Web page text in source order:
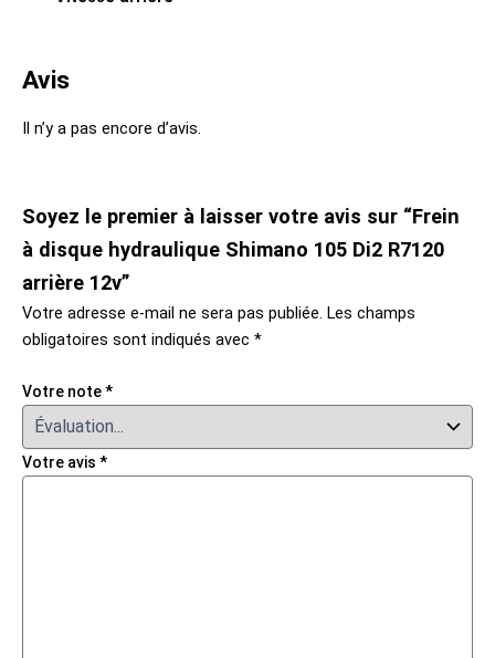
Avis
Il n’y a pas encore d’avis.
Soyez le premier à laisser votre avis sur “Frein
à disque hydraulique Shimano 105 Di2 R7120
arrière 12v”
Votre adresse e-mail ne sera pas publiée. Les champs
obligatoires sont indiqués avec *
Votre note*
Votre avis *